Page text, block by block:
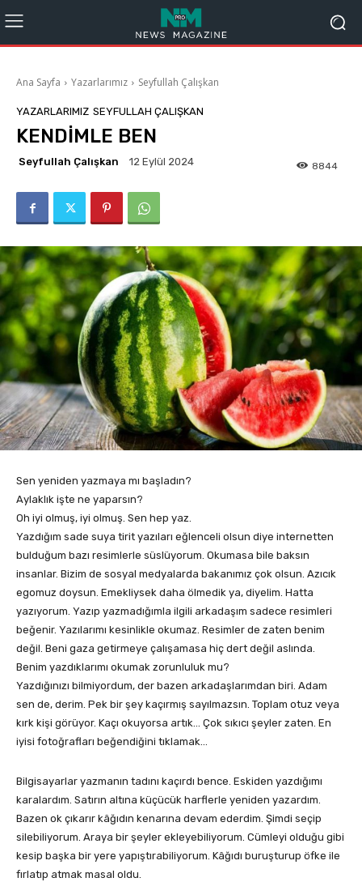
Ana Sayfa Yazarlarımız Seyfullah Çalışkan
YAZARLARIMIZ SEYFULLAH ÇALIŞKAN
KENDİMLE BEN
Seyfullah Çalışkan 12 Eylül 2024 8844
Sen yeniden yazmaya mı başladın?
Aylaklık işte ne yaparsın?
Oh iyi olmuş, iyi olmuş. Sen hep yaz.
Yazdığım sade suya tirit yazıları eğlenceli olsun diye internetten
bulduğum bazı resimlerle süslüyorum. Okumasa bile baksın
insanlar. Bizim de sosyal medyalarda bakanımız çok olsun. Azıcık
egomuz doysun. Emekliysek daha ölmedik ya, diyelim. Hatta
yazıyorum. Yazıp yazmadığımla ilgili arkadaşım sadece resimleri
beğenir. Yazılarımı kesinlikle okumaz. Resimler de zaten benim
değil. Beni gaza getirmeye çalışamasa hiç dert değil aslında.
Benim yazdıklarımı okumak zorunluluk mu?
Yazdığınızı bilmiyordum, der bazen arkadaşlarımdan biri. Adam
sen de, derim. Pek bir şey kaçırmış sayılmazsın. Toplam otuz veya
kırk kişi görüyor. Kaçı okuyorsa artık… Çok sıkıcı şeyler zaten. En
iyisi fotoğrafları beğendiğini tıklamak…
Bilgisayarlar yazmanın tadını kaçırdı bence. Eskiden yazdığımı
karalardım. Satırın altına küçücük harflerle yeniden yazardım.
Bazen ok çıkarır kâğıdın kenarına devam ederdim. Şimdi seçip
silebiliyorum. Araya bir şeyler ekleyebiliyorum. Cümleyi olduğu gibi
kesip başka bir yere yapıştırabiliyorum. Kâğıdı buruşturup öfke ile
fırlatıp atmak masal oldu.